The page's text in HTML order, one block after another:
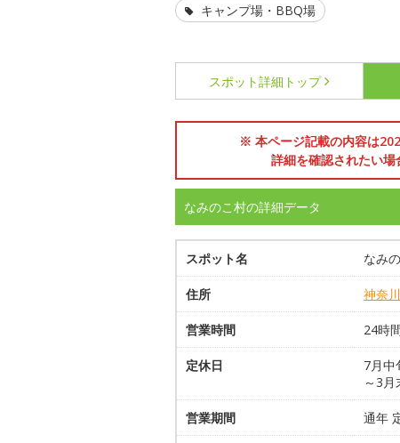
キャンプ場・BBQ場
スポット詳細 トップ
※ 本ページ記載の内容は
詳細を確認されたい場
なみのこ村の詳細データ
スポット名 なみ
住所 神奈
営業時間 24時
定休日
7月中
～3
営業期間 通年